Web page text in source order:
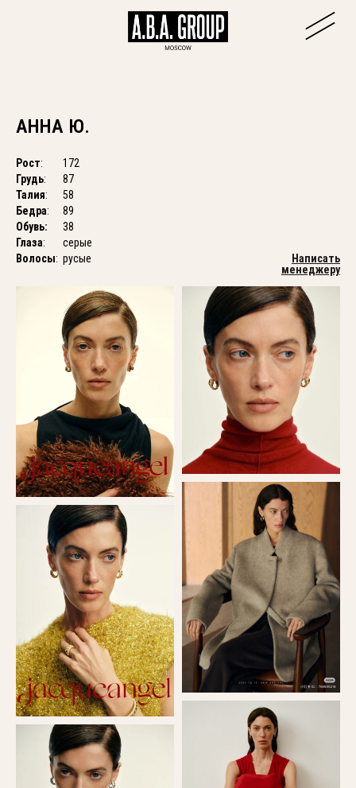
Рост:
Грудь:
Талия:
Бедра:
Обувь:
Глаза:
Волосы:
АННА Ю.
172
87
58
89
38
серые
русые
Написать
менеджеру